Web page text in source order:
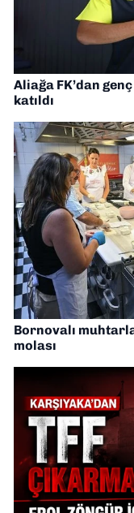
Aliağa FK’dan
katıldı
Bornovalı
molası